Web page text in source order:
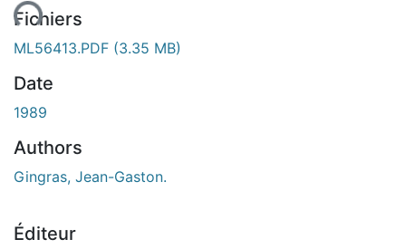
Fichiers
ML56413.PDF (3.35 MB)
Date
1989
Authors
Gingras, Jean-Gaston.
Éditeur